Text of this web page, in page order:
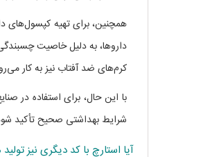
همچنین، برای تهیه کپسول‌های
داروها، به دلیل خاصیت
کرم‌های ضد آفتاب نیز به کار
با این حال، برای استفاده در
شرایط بهداشتی صحیح تأکید
آیا استارچ با کد دیگری نیز